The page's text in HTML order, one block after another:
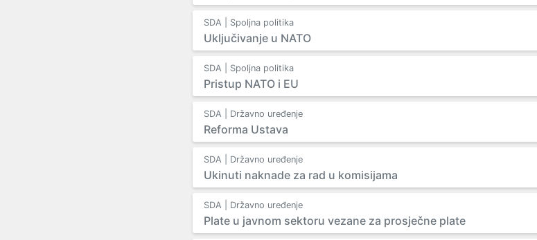
SDA | Spoljna politika
Uključivanje u NATO
SDA | Spoljna politika
Pristup NATO i EU
SDA | Državno uređenje
Reforma Ustava
SDA | Državno uređenje
Ukinuti naknade za rad u komisijama
SDA | Državno uređenje
Plate u javnom sektoru vezane za prosječne plate